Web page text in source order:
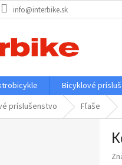
info@interbike.sk
Bicyklové
príslušenstvo Fľaše